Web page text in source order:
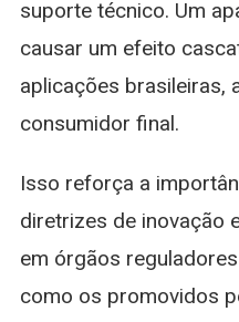
suporte técnico. Um
causar um efeito
aplicações brasileiras,
consumidor final.
Isso reforça a
diretrizes de inovação
em órgãos
como os promovidos